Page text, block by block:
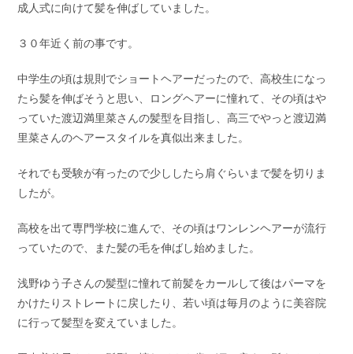
成人式に向けて髪を伸ばしていました。
３０年近く前の事です。
中学生の頃は規則でショートヘアーだったので、高校生になっ
たら髪を伸ばそうと思い、ロングヘアーに憧れて、その頃はや
っていた渡辺満里菜さんの髪型を目指し、高三でやっと渡辺満
里菜さんのヘアースタイルを真似出来ました。
それでも受験が有ったので少ししたら肩ぐらいまで髪を切りま
したが。
高校を出て専門学校に進んで、その頃はワンレンヘアーが流行
っていたので、また髪の毛を伸ばし始めました。
浅野ゆう子さんの髪型に憧れて前髪をカールして後はパーマを
かけたりストレートに戻したり、若い頃は毎月のように美容院
に行って髪型を変えていました。